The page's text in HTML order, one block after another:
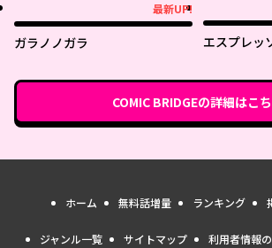
最新UP!
ガラノノガラ
エスプレッ
COMIC BRIDGEの詳細はこ
ホーム 無料話増量 ランキング
ジャンル一覧 サイトマップ 利用者情報